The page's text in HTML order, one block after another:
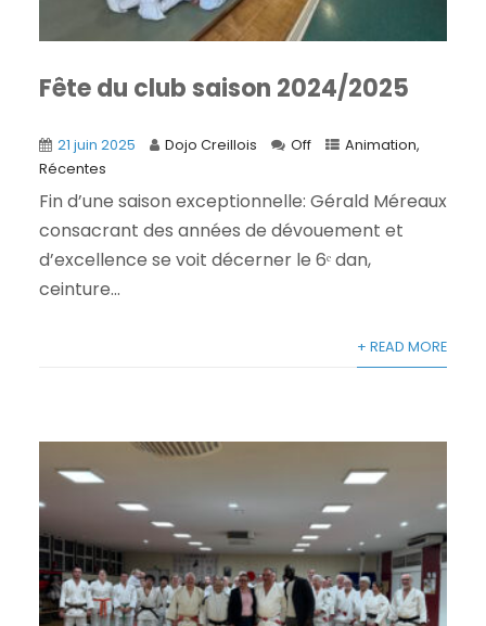
Fête du club saison 2024/2025
21 juin 2025 Dojo Creillois Off Animation,
Récentes
Fin d’une saison exceptionnelle: Gérald Méreaux
consacrant des années de dévouement et
d’excellence se voit décerner le 6ᵉ dan,
ceinture...
+ READ MORE